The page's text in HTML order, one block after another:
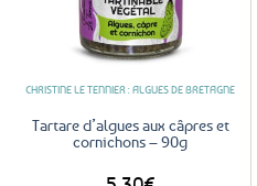
CHRISTINE LE TENNIER : ALGUES DE BRETAGNE
Tartare d’algues aux câpres et
cornichons – 90g